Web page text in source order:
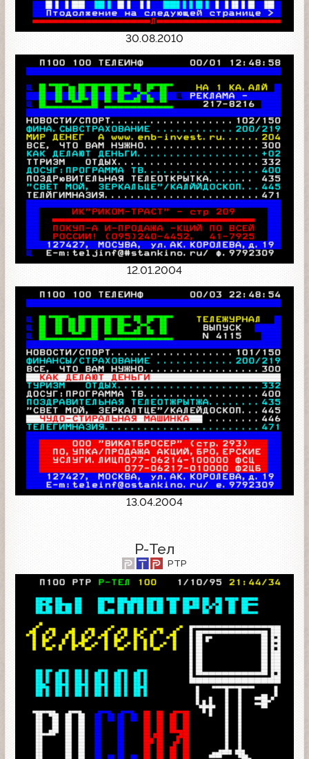
30.08.2010
12.01.2004
13.04.2004
Р-Тел
РТР